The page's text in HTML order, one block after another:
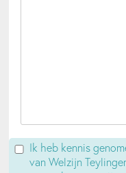
Ik heb kennis
van Welzijn